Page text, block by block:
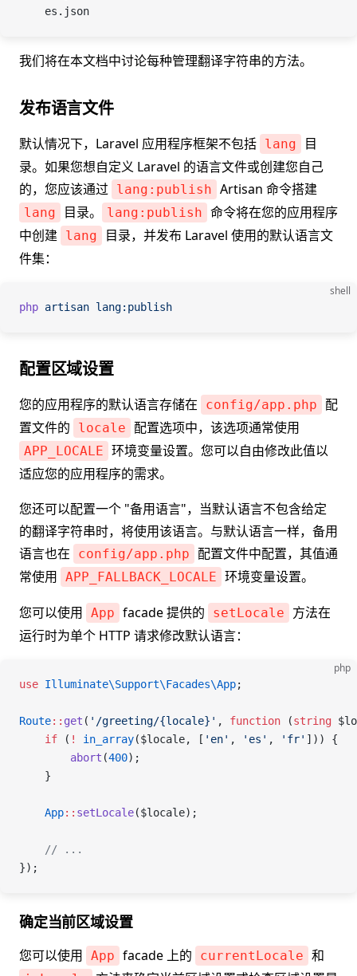
    es.json
我们将在本文档中讨论每种管理翻译字符串的方法。
发布语言文件
默认情况下，Laravel 应用程序框架不包括 lang
目
录。如果您想自定义 Laravel 的语言文件或创建您自己
的，您应该通过 lang:publish Artisan 命令搭建
lang 目录。 lang:publish 命令将在您的应用程序
中创建 lang
目录，并发布 Laravel 使用的默认语言文
件集：
shell
php artisan lang:publish
配置区域设置
您的应用程序的默认语言存储在 config/app.php
配
置文件的
locale 配置选项中，该选项通常使用
APP_LOCALE 环境变量设置。您可以自由修改此值以
适应您的应用程序的需求。
您还可以配置一个 "备用语言"，当默认语言不包含给定
的翻译字符串时，将使用该语言。与默认语言一样，备用
语言也在
config/app.php
配置文件中配置，其值通
常使用 APP_FALLBACK_LOCALE 环境变量设置。
您可以使用 App facade 提供的 setLocale
方法在
运行时为单个 HTTP 请求修改默认语言：
php
use Illuminate\Support\Facades\App;
Route:: get ( '/greeting/{locale}' , function (string
    if
( ! in_array($locale, [ 'en' , 'es' , 'fr' ])) {
        abort
(400);
    }
    App
:: setLocale($locale);
    // ...
});
确定当前区域设置
您可以使用 App facade 上的 currentLocale 和